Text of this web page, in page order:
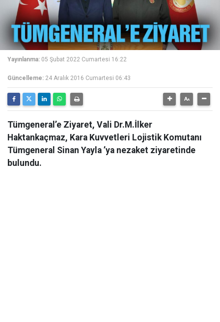
Yayınlanma: 05 Şubat 2022 Cumartesi 16:22
Güncelleme: 24 Aralık 2016 Cumartesi 06:43
Tümgeneral’e Ziyaret, Vali Dr.M.İlker
Haktankaçmaz, Kara Kuvvetleri Lojistik Komutanı
Tümgeneral Sinan Yayla ’ya nezaket ziyaretinde
bulundu.